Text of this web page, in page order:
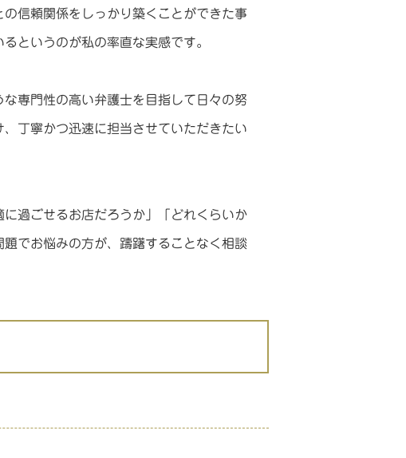
信頼関係をしっかり築くことができた事
というのが私の率直な実感です。
専門性の高い弁護士を目指して日々の努
丁寧かつ迅速に担当させていただきたい
過ごせるお店だろうか」「どれくらいか
でお悩みの方が、躊躇することなく相談